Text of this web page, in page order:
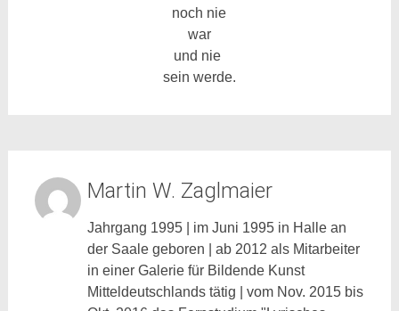
noch nie
war
und nie
sein werde.
Martin W. Zaglmaier
Jahrgang 1995 | im Juni 1995 in Halle an
der Saale geboren | ab 2012 als Mitarbeiter
in einer Galerie für Bildende Kunst
Mitteldeutschlands tätig | vom Nov. 2015 bis